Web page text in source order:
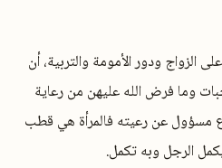
الزواج ودور الأمومة والتربية، أن
وما فرض الله عليهن من رعاية
مسؤول عن رعيته فالمرأة هي قطب
الرجل وبه تكمل.